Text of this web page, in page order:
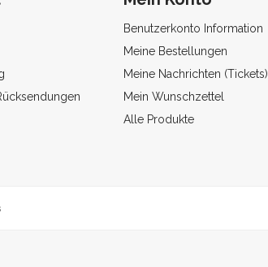
Benutzerkonto Information
Meine Bestellungen
Meine Nachrichten (Tickets)
Mein Wunschzettel
Alle Produkte